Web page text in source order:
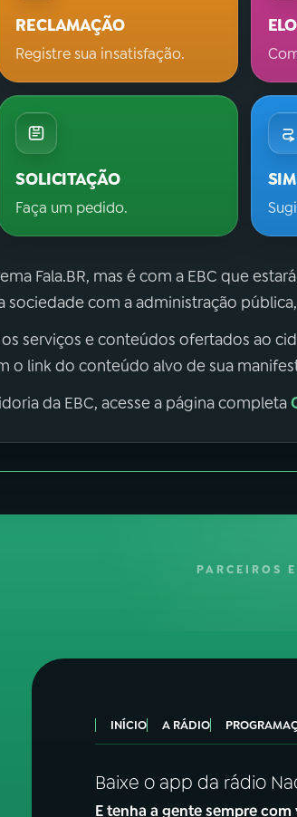
RECLAMAÇÃO
Registre sua insatisfação.
SOLICITAÇÃO
Faça um pedido.
Fala.BR, mas é com a EBC que
com a administração
serviços e conteúdos ofertados ao
o link do conteúdo alvo de sua
da EBC, acesse a página completa
PARCEIROS
INÍCIO A RÁDIO
Baixe o app da rádio
E tenha a gente sempre com